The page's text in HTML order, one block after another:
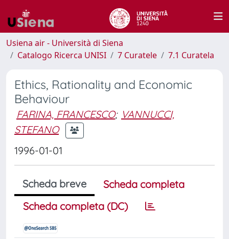
Usiena air - Università di Siena
Catalogo Ricerca UNISI
7 Curatele 7.1 Curatela
Ethics, Rationality and Economic
Behaviour
FARINA, FRANCESCO; VANNUCCI,
STEFANO
1996-01-01
Scheda breve
Scheda completa
Scheda completa (DC)